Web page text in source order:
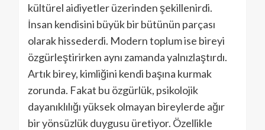
kültürel aidiyetler üzerinden şekillenirdi.
İnsan kendisini büyük bir bütünün parçası
olarak hissederdi. Modern toplum ise bireyi
özgürleştirirken aynı zamanda yalnızlaştırdı.
Artık birey, kimliğini kendi başına kurmak
zorunda. Fakat bu özgürlük, psikolojik
dayanıklılığı yüksek olmayan bireylerde ağır
bir yönsüzlük duygusu üretiyor. Özellikle